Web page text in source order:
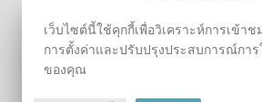
เว็บไซต์นี้ใช้คุกกี้เพื่อวิเคราะห์การเข้าช
การตั้งค่าและปรับปรุงประสบการณ์การ
ของคุณ